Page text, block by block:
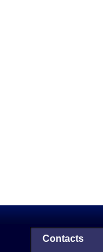
Contacts